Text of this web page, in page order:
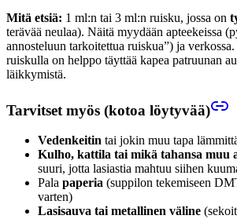
Mitä etsiä: 1 ml:n tai 3 ml:n ruisku, jossa on
terävää neulaa). Näitä myydään apteekeissa
annosteluun tarkoitettua ruiskua”) ja
ruiskulla on helppo täyttää kapea patruunan
läikkymistä.
Tarvitset myös (kotoa löytyvää)
Vedenkeitin tai jokin muu tapa
Kulho, kattila tai mikä tahansa muu
suuri, jotta lasiastia mahtuu siihen
Pala paperia (suppilon tekemiseen
varten)
Lasisauva tai metallinen väline